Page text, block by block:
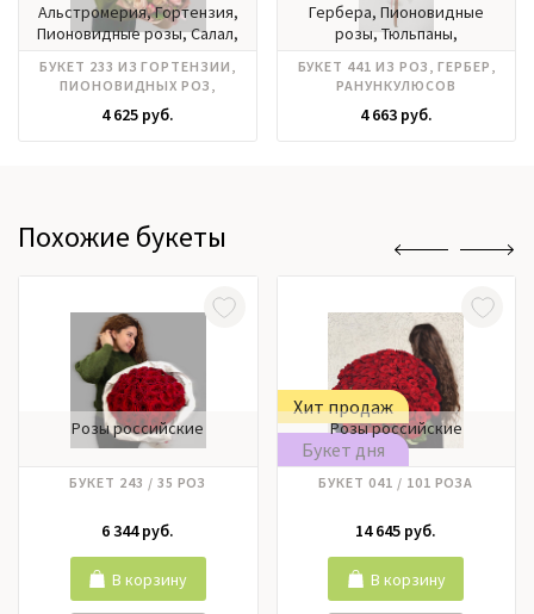
Альстромерия, Гортензия,
Пионовидные розы, Салал,
БУКЕТ 233 ИЗ ГОРТЕНЗИИ,
ПИОНОВИДНЫХ РОЗ,
АЛЬСТРОМЕРИИ, САНТИНИ
4 625 руб.
Гербера, Пионовидные
розы, Тюльпаны,
БУКЕТ 441 ИЗ РОЗ, ГЕРБЕР,
РАНУНКУЛЮСОВ
4 663 руб.
Похожие букеты
Розы российские
БУКЕТ 243 / 35 РОЗ
6 344 руб.
В корзину
Розы российские
Хит продаж
Букет дня
БУКЕТ 041 / 101 РОЗА
14 645 руб.
В корзину